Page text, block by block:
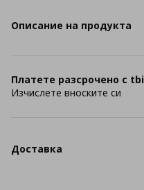
Описание на продукта
Платете разсрочено с tbi
Изчислете вноските си
Доставка